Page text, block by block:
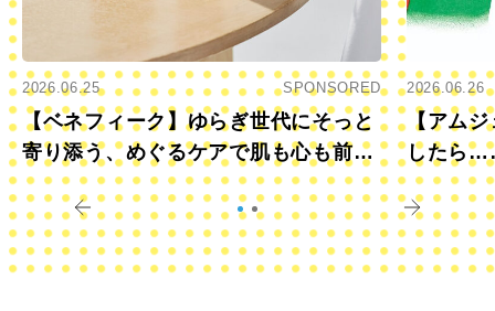
2026.06.25 SPONSORED
【ベネフィーク】ゆらぎ世代にそっと
寄り添う、めぐるケアで肌も心も前向
きに
2026.06.26
【アムジ
したら
すか？